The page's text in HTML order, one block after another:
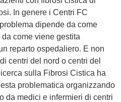
In genere i Centri FC
dipende da come
come viene gestita
reparto ospedaliero. E non
centri del nord o centri del
sulla Fibrosi Cistica ha
problematica organizzando
da medici e infermieri di centri